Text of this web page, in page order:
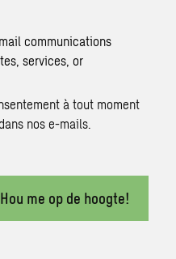
communications
services, or
à tout moment
nos e-mails.
Hou me op de hoogte!